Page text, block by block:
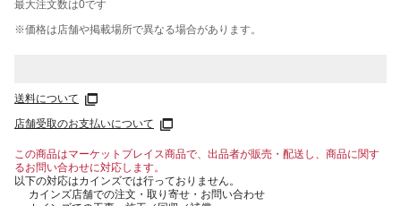
最大注文数は0です
※価格は​店舗や​掲載場所で​異なる​場合が​あります。
送料について
店舗受取のお支払いについて
この商品はマーケットプレイス商品で、出品者が販売・配送し、商品に関す
るお問い合わせに対応します。
以下の対応はカインズでは行っておりません。
カインズ店舗での注文・取り寄せ・お問い合わせ